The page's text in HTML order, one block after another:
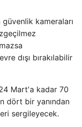
güvenlik kameraları
dışı bırakılabilir
Mart'a kadar 70
dört bir yanından
sergileyecek.